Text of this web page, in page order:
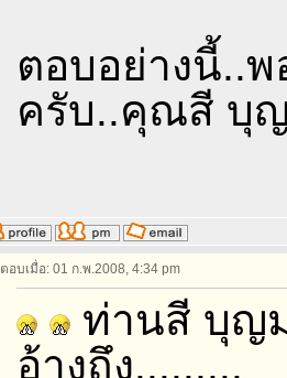
ตอบอย่างนี้..
ครับ..คุณสี บุ
ตอบเมื่อ: 01 ก.พ.2008, 4:34 pm
ท่านสี บุญ
อ้างถึง.........